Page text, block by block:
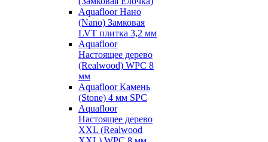
Aquafloor Нано
(Nano) Замковая
LVT плитка 3,2 мм
Aquafloor
Настоящее дерево
(Realwood) WPC 8
мм
Aquafloor Камень
(Stone) 4 мм SPC
Aquafloor
Настоящее дерево
XXL (Realwood